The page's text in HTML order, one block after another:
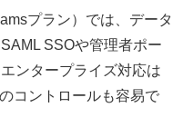
プラン）では、データ
SSOや管理者ポー
ンタープライズ対応は
コントロールも容易で